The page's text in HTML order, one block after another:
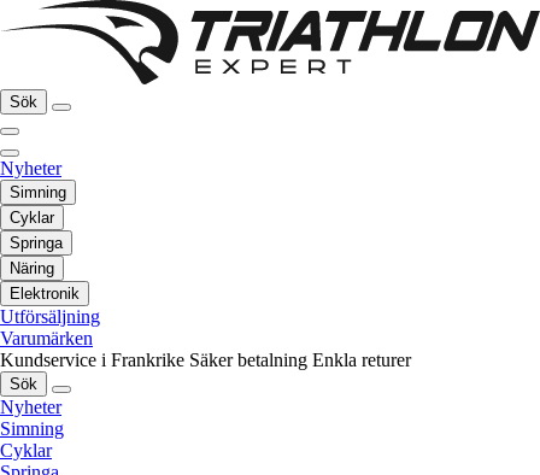
Sök
Nyheter
Simning
Cyklar
Springa
Näring
Elektronik
Utförsäljning
Varumärken
Kundservice i Frankrike Säker betalning Enkla returer
Sök
Nyheter
Simning
Cyklar